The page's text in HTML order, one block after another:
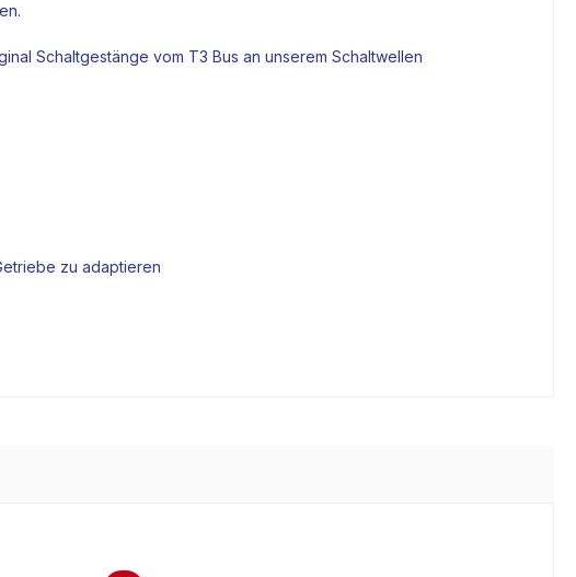
Schaltgestänge vom T3 Bus an unserem Schaltwellen
zu adaptieren